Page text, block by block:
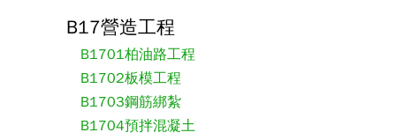
B17營造工程
B1701柏油路工程
B1702板模工程
B1703鋼筋綁紮
B1704預拌混凝土